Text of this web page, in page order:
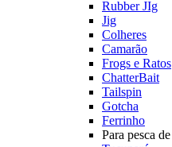
Rubber JIg
Jig
Colheres
Camarão
Frogs e Ratos
ChatterBait
Tailspin
Gotcha
Ferrinho
Para pesca de